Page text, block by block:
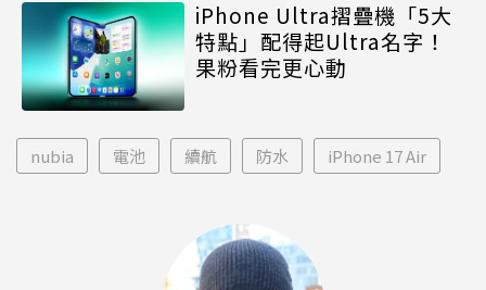
iPhone Ultra摺疊機「5大
特點」配得起Ultra名字！
果粉看完更心動
nubia 電池 續航 防水 iPhone 17 Air